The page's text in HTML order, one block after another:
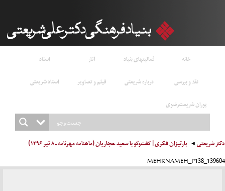
خانه فعالیتهای بنیاد آثار
اسناد
نقد و بررسی
درباره شریعتی فیلم و تصاویر
استاد شریعتی
پوران شریعت‌رضوی
دکتر شریعتی پارتیزان فکری | گفت‌وگو با سعید حجاریان (ماهنامه مهرنامه ـ ۸ تیر ۱۳۹۶)
139604_MEHRNAMEH_P138